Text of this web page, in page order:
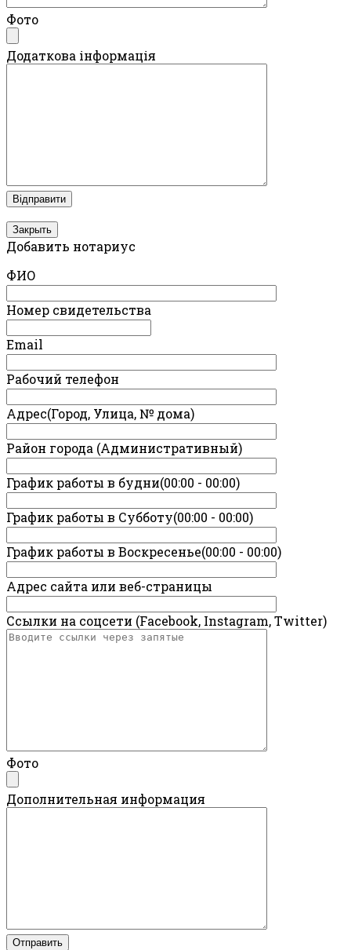
Фото
Додаткова інформація
Закрыть
Добавить нотариус
ФИО
Номер свидетельства
Email
Рабочий телефон
Адрес(Город, Улица, № дома)
Район города (Административный)
График работы в будни(00:00 - 00:00)
График работы в Субботу(00:00 - 00:00)
График работы в Воскресенье(00:00 - 00:00)
Адрес сайта или веб-страницы
Ссылки на соцсети (Facebook, Instagram, Twitter)
Фото
Дополнительная информация